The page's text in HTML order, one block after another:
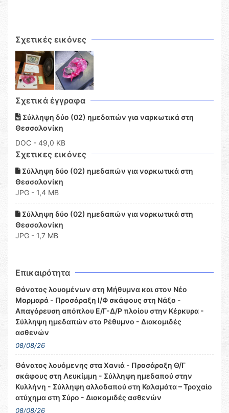
Σχετικές εικόνες
Σχετικά έγγραφα
Σύλληψη δύο (02) ημεδαπών για ναρκωτικά στη
Θεσσαλονίκη
DOC - 49,0 KB
Σχετικες εικόνες
Σύλληψη δύο (02) ημεδαπών για ναρκωτικά στη
Θεσσαλονίκη
JPG - 1,4 MB
Σύλληψη δύο (02) ημεδαπών για ναρκωτικά στη
Θεσσαλονίκη
JPG - 1,7 MB
Επικαιρότητα
Θάνατος λουομένων στη Μήθυμνα και στον Νέο
Μαρμαρά - Προσάραξη Ι/Φ σκάφους στη Νάξο -
Απαγόρευση απόπλου Ε/Γ-Δ/Ρ πλοίου στην Κέρκυρα -
Σύλληψη ημεδαπών στο Ρέθυμνο - Διακομιδές
ασθενών
08/08/26
Θάνατος λουόμενης στα Χανιά - Προσάραξη Θ/Γ
σκάφους στη Λευκίμμη - Σύλληψη ημεδαπού στην
Κυλλήνη - Σύλληψη αλλοδαπού στη Καλαμάτα – Τροχαίο
ατύχημα στη Σύρο - Διακομιδές ασθενών
08/08/26